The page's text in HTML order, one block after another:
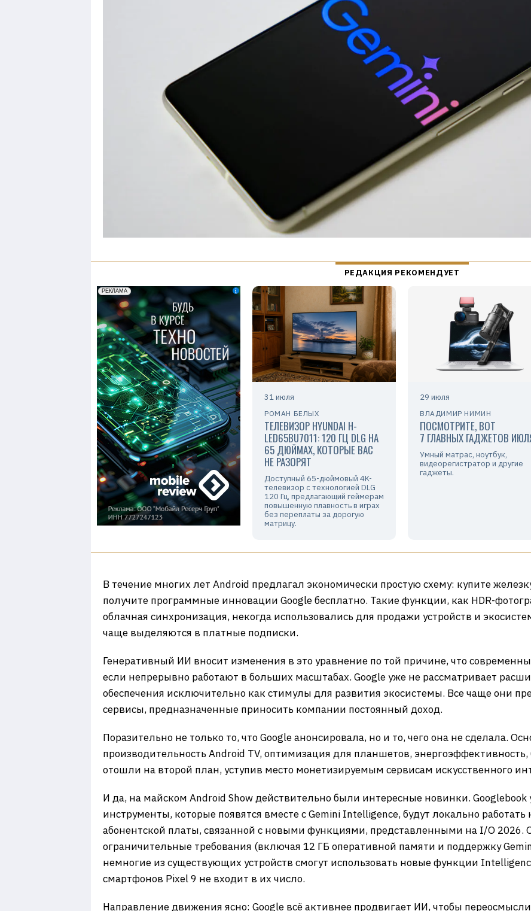
31 июля
РОМАН БЕЛЫХ
ТЕЛЕВИЗОР HYUNDAI H-
LED65BU7011: 120 ГЦ DLG НА
65 ДЮЙМАХ, КОТОРЫЕ ВАС
НЕ РАЗОРЯТ
Доступный 65-дюймовый 4K-
телевизор с технологией DLG
120 Гц, предлагающий геймерам
повышенную плавность в играх
без переплаты за дорогую
матрицу.
29 июля
ВЛАДИМИР НИМИН
ПОСМОТРИТЕ, ВОТ
7 ГЛАВНЫХ ГАДЖЕТОВ
Умный матрас, ноутбук,
видеорегистратор и другие
гаджеты.
В течение многих лет Android предлагал экономически простую схему: купите
получите программные инновации Google бесплатно. Такие функции, как HDR-
облачная синхронизация, некогда использовались для продажи устройств и
чаще выделяются в платные подписки.
Генеративный ИИ вносит изменения в это уравнение по той причине, что
если непрерывно работают в больших масштабах. Google уже не рассматривает
обеспечения исключительно как стимулы для развития экосистемы. Все чаще они
сервисы, предназначенные приносить компании постоянный доход.
Поразительно не только то, что Google анонсировала, но и то, чего она не сделала.
производительность Android TV, оптимизация для планшетов,
отошли на второй план, уступив место монетизируемым сервисам искусственного
И да, на майском Android Show действительно были интересные новинки. Googlebook
инструменты, которые появятся вместе с Gemini Intelligence, будут локально работать
абонентской платы, связанной с новыми функциями, представленными на I/O 2026.
ограничительные требования (включая 12 ГБ оперативной памяти и поддержку
немногие из существующих устройств смогут использовать новые функции
смартфонов Pixel 9 не входит в их число.
Направление движения ясно: Google всё активнее продвигает ИИ, чтобы